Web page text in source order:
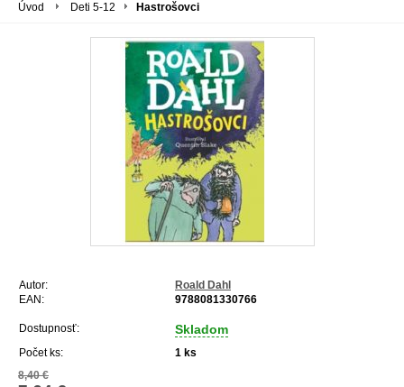
Úvod Deti 5-12 Hastrošovci
Autor:
Roald Dahl
EAN:
9788081330766
Dostupnosť: Skladom
Počet ks: 1 ks
8,40 €